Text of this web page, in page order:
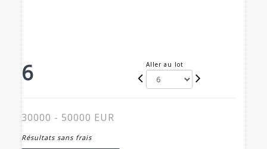
6 Aller au lot
30000 - 50000 EUR
Résultats sans frais